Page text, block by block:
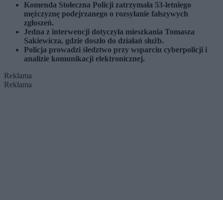
Komenda Stołeczna Policji zatrzymała 53-letniego
mężczyznę podejrzanego o rozsyłanie fałszywych
zgłoszeń.
Jedna z interwencji dotyczyła mieszkania Tomasza
Sakiewicza, gdzie doszło do działań służb.
Policja prowadzi śledztwo przy wsparciu cyberpolicji i
analizie komunikacji elektronicznej.
Reklama
Reklama